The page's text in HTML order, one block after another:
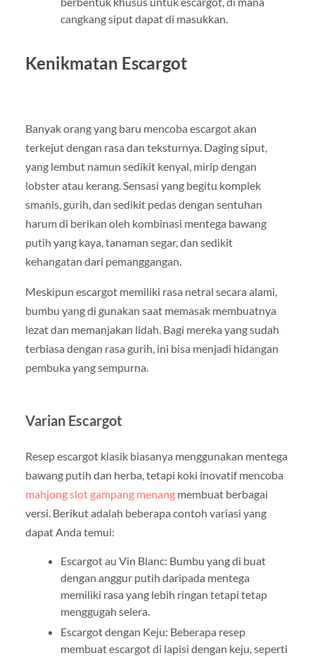
cangkang siput dapat di masukkan.
Kenikmatan Escargot
Banyak orang yang baru mencoba escargot akan
terkejut dengan rasa dan teksturnya. Daging siput,
yang lembut namun sedikit kenyal, mirip dengan
lobster atau kerang. Sensasi yang begitu komplek
smanis, gurih, dan sedikit pedas dengan sentuhan
harum di berikan oleh kombinasi mentega bawang
putih yang kaya, tanaman segar, dan sedikit
kehangatan dari pemanggangan.
Meskipun escargot memiliki rasa netral secara alami,
bumbu yang di gunakan saat memasak membuatnya
lezat dan memanjakan lidah. Bagi mereka yang sudah
terbiasa dengan rasa gurih, ini bisa menjadi hidangan
pembuka yang sempurna.
Varian Escargot
Resep escargot klasik biasanya menggunakan mentega
bawang putih dan herba, tetapi koki inovatif mencoba
mahjong slot gampang menangmembuat berbagai
versi. Berikut adalah beberapa contoh variasi yang
dapat Anda temui:
Escargot au Vin Blanc: Bumbu yang di buat
dengan anggur putih daripada mentega
memiliki rasa yang lebih ringan tetapi tetap
menggugah selera.
Escargot dengan Keju: Beberapa resep
membuat escargot di lapisi dengan keju, seperti